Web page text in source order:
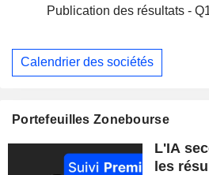
Publication des résultats -
Calendrier des sociétés
Portefeuilles Zonebourse
L'IA
les